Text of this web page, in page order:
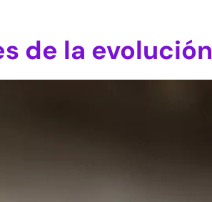
de la evolución